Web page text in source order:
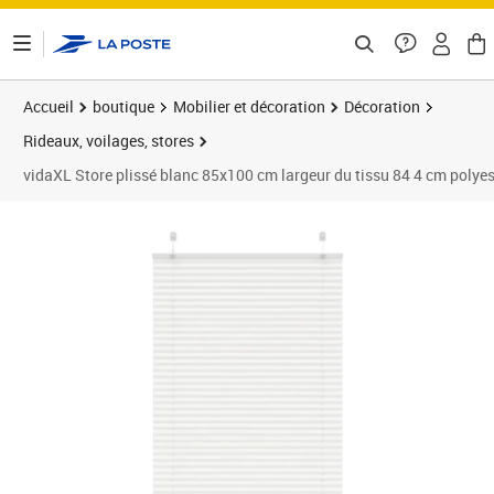
Accueil boutique Mobilier et décoration
Décoration
Rideaux, voilages, stores
vidaXL Store plissé blanc 85x100 cm largeur du tissu 84 4 cm